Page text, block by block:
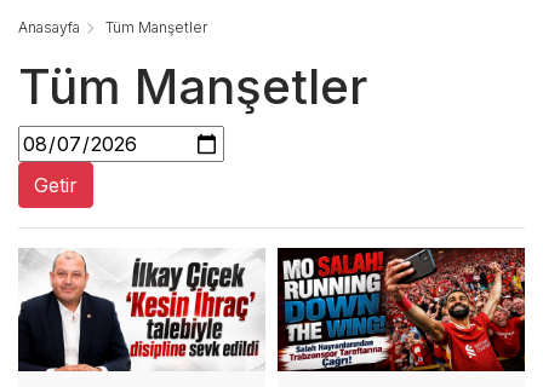
Anasayfa Tüm Manşetler
Tüm Manşetler